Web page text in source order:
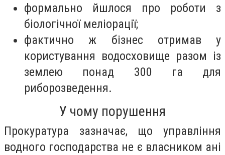
формально йшлося про роботи з
біологічної меліорації;
фактично ж бізнес отримав у
користування водосховище разом із
землею понад 300 га для
риборозведення.
У чому порушення
Прокуратура зазначає, що управління
водного господарства не є власником ані